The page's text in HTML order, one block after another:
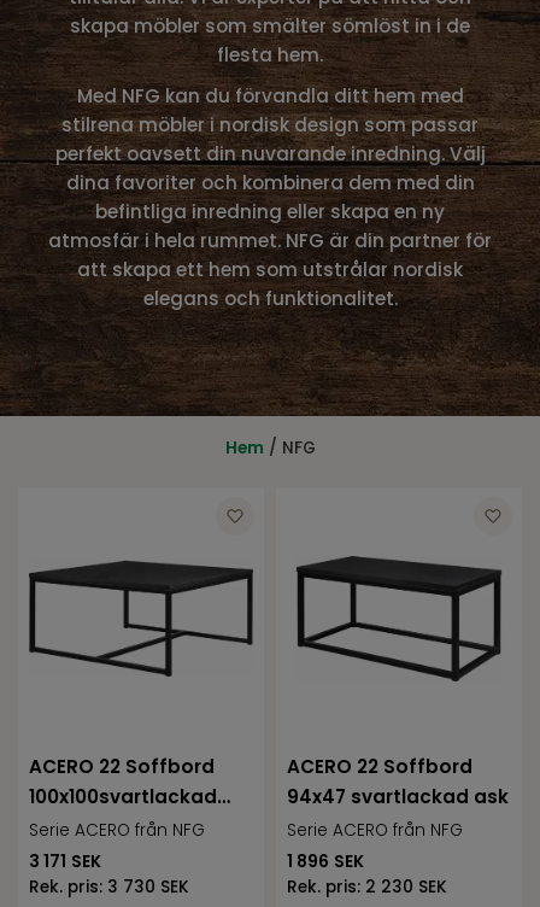
skapa möbler som smälter sömlöst in i de
flesta hem.
Med NFG kan du förvandla ditt hem med
stilrena möbler i nordisk design som passar
perfekt oavsett din nuvarande inredning. Välj
dina favoriter och kombinera dem med din
befintliga inredning eller skapa en ny
atmosfär i hela rummet. NFG är din partner för
att skapa ett hem som utstrålar nordisk
elegans och funktionalitet.
Hem / NFG
ACERO 22 Soffbord
100x100svartlackad
ask
Serie ACERO från NFG
3 171 SEK
Rek. pris: 3 730 SEK
ACERO 22 Soffbord
94x47 svartlackad ask
Serie ACERO från NFG
1 896 SEK
Rek. pris: 2 230 SEK